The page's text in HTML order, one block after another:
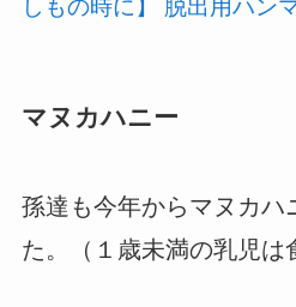
しもの時に】 脱出用ハン
マヌカハニー
孫達も今年からマヌカハ
た。（１歳未満の乳児は